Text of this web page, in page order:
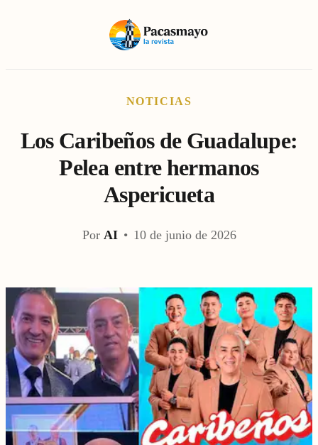
NOTICIAS
Los Caribeños de Guadalupe:
Pelea entre hermanos
Aspericueta
Por AI • 10 de junio de 2026